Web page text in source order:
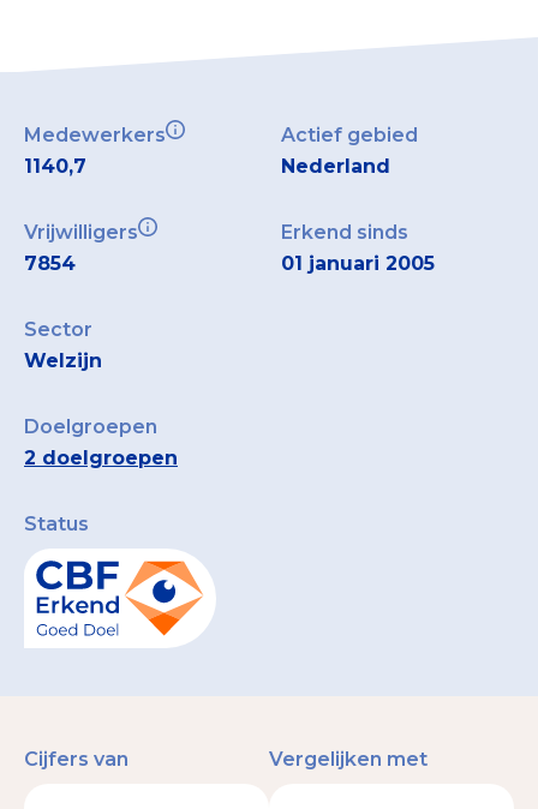
Medewerkers
1140,7
Actief gebied
Nederland
Vrijwilligers
7854
Erkend sinds
01 januari 2005
Sector
Welzijn
Doelgroepen
2 doelgroepen
Status
Cijfers van Vergelijken met